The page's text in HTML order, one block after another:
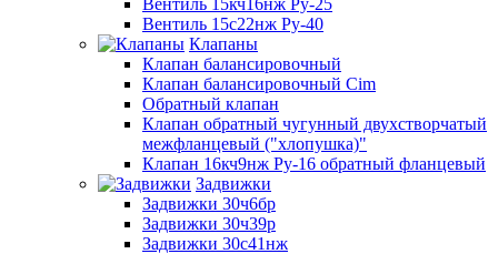
Вентиль 15с22нж Ру-40
Клапаны
Клапан балансировочный
Клапан балансировочный Cim
Обратный клапан
Клапан обратный чугунный двухстворчатый
межфланцевый ("хлопушка)"
Клапан 16кч9нж Ру-16 обратный фланцевый
Задвижки
Задвижки 30ч6бр
Задвижки 30ч39р
Задвижки 30с41нж